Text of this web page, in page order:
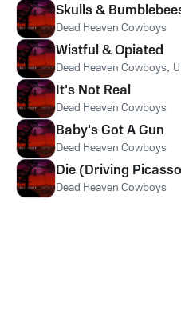
Skulls &
Dead Heaven Cowboys
Wistful & Opiated
Dead Heaven Cowboys,
It's Not Real
Dead Heaven Cowboys
Baby's Got A Gun
Dead Heaven Cowboys
Die (Driving
Dead Heaven Cowboys